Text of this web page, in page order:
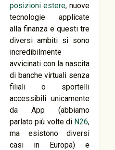
posizioni estere, nuove
tecnologie applicate
alla finanza e questi tre
diversi ambiti si sono
incredibilmente
avvicinati con la nascita
di banche virtuali senza
filiali o sportelli
accessibili unicamente
da App (abbiamo
parlato più volte di N26,
ma esistono diversi
casi in Europa) e